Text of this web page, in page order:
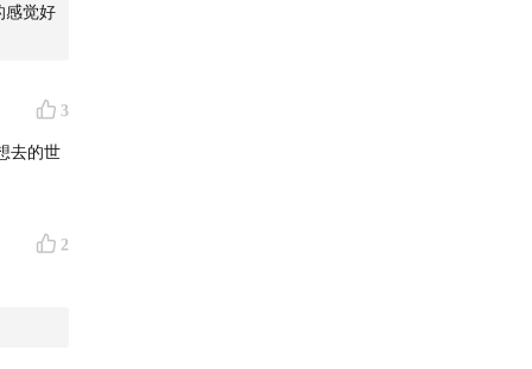
自然
感觉好
3
去的世
2